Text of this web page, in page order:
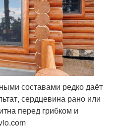
составами редко даёт
сердцевина рано или
перед грибком и